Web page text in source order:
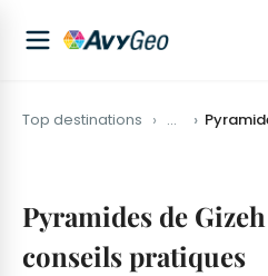
Top destinations …
Pyramides de
conseils pratiques